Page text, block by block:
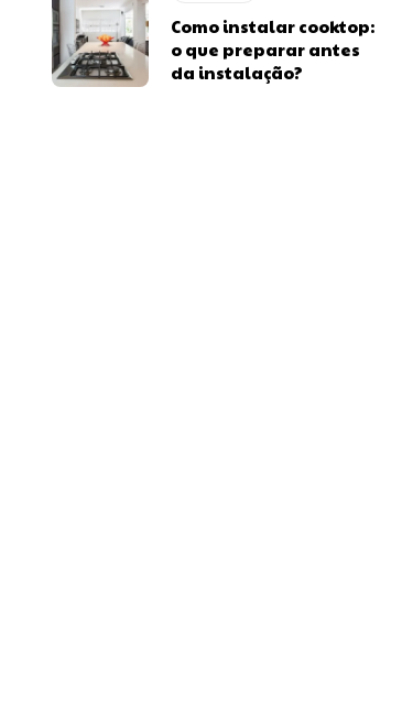
Como instalar cooktop:
o que preparar antes
da instalação?